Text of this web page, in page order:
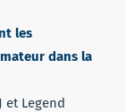
les
dans la
et Legend